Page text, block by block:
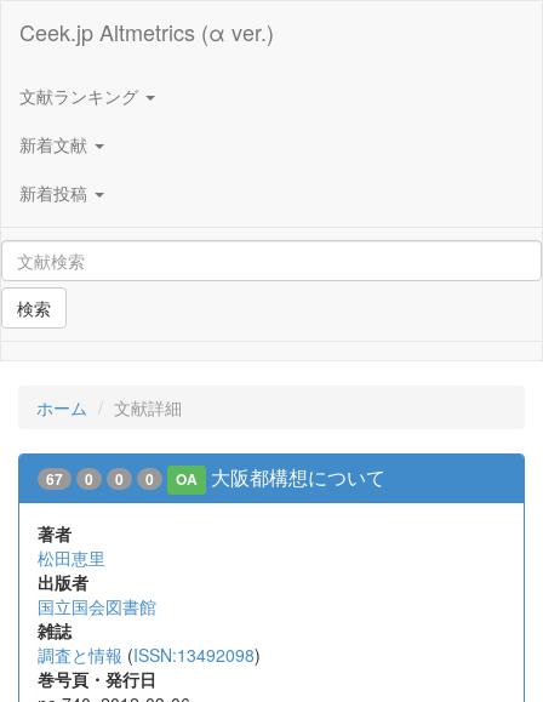
Ceek.jp Altmetrics (α ver.)
文献ランキング
新着文献
新着投稿
検索
ホーム 文献詳細
67 0 0 0 OA 大阪都構想について
著者
松田恵里
出版者
国立国会図書館
雑誌
調査と情報 (ISSN:13492098)
巻号頁・発行日